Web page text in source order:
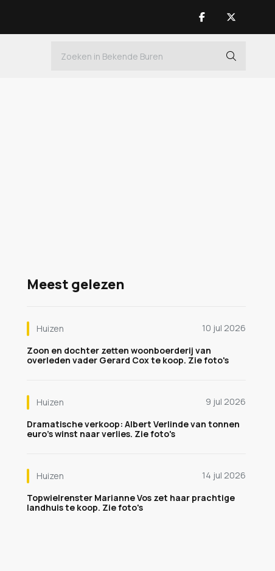
Meest gelezen
Huizen
10 jul 2026
Zoon en dochter zetten woonboerderij van
overleden vader Gerard Cox te koop. Zie foto's
Huizen
9 jul 2026
Dramatische verkoop: Albert Verlinde van tonnen
euro's winst naar verlies. Zie foto's
Huizen
14 jul 2026
Topwielrenster Marianne Vos zet haar prachtige
landhuis te koop. Zie foto's